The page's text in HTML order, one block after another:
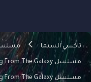
تاكسي السيما
مسلسل Calling From The Galaxy مترجم
مسلسل Calling From The Galaxy الموسم الاول مترجم